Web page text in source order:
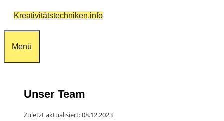
ZumKreativitätstechniken.info
Menü
Unser Team
Zuletzt aktualisiert: 08.12.2023